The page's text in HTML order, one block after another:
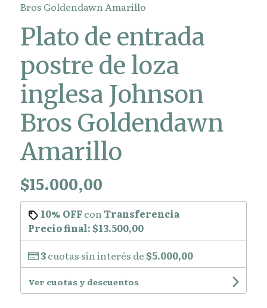
Bros Goldendawn Amarillo
Plato de entrada
postre de loza
inglesa Johnson
Bros Goldendawn
Amarillo
$15.000,00
10% OFFcon Transferencia
Precio final:$13.500,00
3cuotas sin interés de$5.000,00
Ver cuotas y descuentos